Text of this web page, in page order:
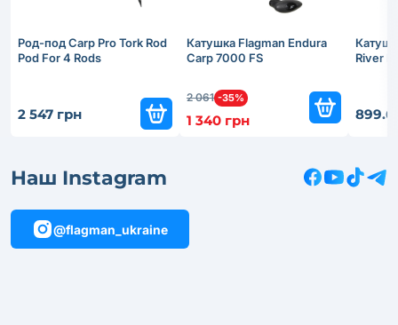
Род-под Carp Pro Tork Rod
Pod For 4 Rods
2 547 грн
Катушка Flagman Endura
Carp 7000 FS
2 061 -35%
1 340 грн
River
899.6
Наш Instagram
@flagman_ukraine